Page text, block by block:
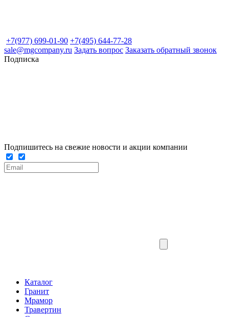
+7(977) 699-01-90 +7(495) 644-77-28
sale@mgcompany.ru Задать вопрос Заказать обратный звонок
Подписка
Подпишитесь на свежие новости и акции компании
Каталог
Гранит
Мрамор
Травертин